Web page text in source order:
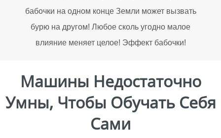
бабочки на одном конце Земли может вызвать
бурю на другом! Любое сколь угодно малое
влияние меняет целое! Эффект бабочки!
Машины Недостаточно
Умны, Чтобы Обучать Себя
Сами